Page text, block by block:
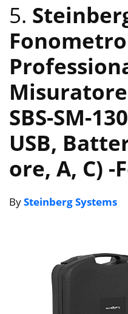
5.
Fonometro
SBS-SM-
USB,
ore, A, C) -
BySteinberg Systems